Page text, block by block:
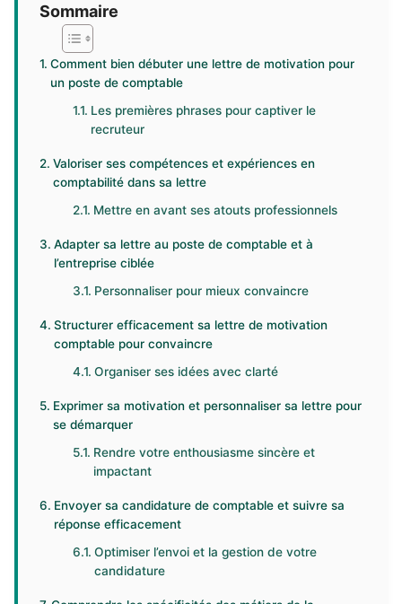
Sommaire
Comment bien débuter une lettre de motivation pour
un poste de comptable
Les premières phrases pour captiver le
recruteur
Valoriser ses compétences et expériences en
comptabilité dans sa lettre
Mettre en avant ses atouts professionnels
Adapter sa lettre au poste de comptable et à
l’entreprise ciblée
Personnaliser pour mieux convaincre
Structurer efficacement sa lettre de motivation
comptable pour convaincre
Organiser ses idées avec clarté
Exprimer sa motivation et personnaliser sa lettre pour
se démarquer
Rendre votre enthousiasme sincère et
impactant
Envoyer sa candidature de comptable et suivre sa
réponse efficacement
Optimiser l’envoi et la gestion de votre
candidature